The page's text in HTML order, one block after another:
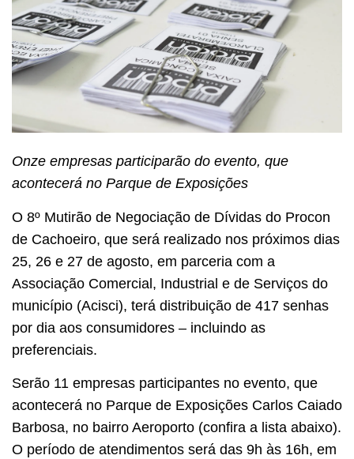
Onze empresas participarão do evento, que
acontecerá no Parque de Exposições
O 8º Mutirão de Negociação de Dívidas do Procon
de Cachoeiro, que será realizado nos próximos dias
25, 26 e 27 de agosto, em parceria com a
Associação Comercial, Industrial e de Serviços do
município (Acisci), terá distribuição de 417 senhas
por dia aos consumidores – incluindo as
preferenciais.
Serão 11 empresas participantes no evento, que
acontecerá no Parque de Exposições Carlos Caiado
Barbosa, no bairro Aeroporto (confira a lista abaixo).
O período de atendimentos será das 9h às 16h, em